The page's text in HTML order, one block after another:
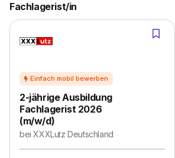
Fachlagerist/in
2-jährige Ausbildung
Fachlagerist 2026
(m/w/d)
beiXXXLutz Deutschland